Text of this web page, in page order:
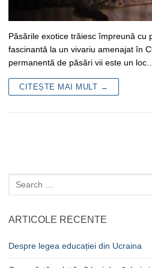
Păsările exotice trăiesc împreună cu
fascinantă la un vivariu amenajat în
permanentă de păsări vii este un loc…
CITEȘTE MAI MULT →
Caută
după:
ARTICOLE RECENTE
Despre legea educației din Ucraina